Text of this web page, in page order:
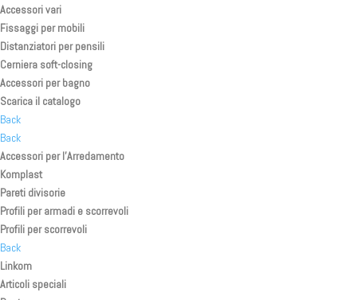
Accessori vari
Fissaggi per mobili
Distanziatori per pensili
Cerniera soft-closing
Accessori per bagno
Scarica il catalogo
Back
Back
Accessori per l’Arredamento
Komplast
Pareti divisorie
Profili per armadi e scorrevoli
Profili per scorrevoli
Back
Linkom
Articoli speciali